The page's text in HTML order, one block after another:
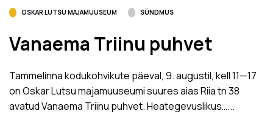
OSKAR LUTSU MAJAMUUSEUM SÜNDMUS
Vanaema Triinu puhvet
Tammelinna kodukohvikute päeval, 9. augustil, kell 11­—17
on Oskar Lutsu majamuuseumi suures aias Riia tn 38
avatud Vanaema Triinu puhvet. Heategevuslikus…...